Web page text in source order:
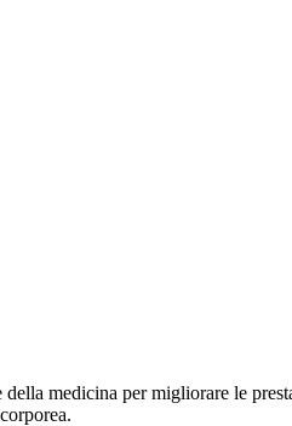
medicina per migliorare le